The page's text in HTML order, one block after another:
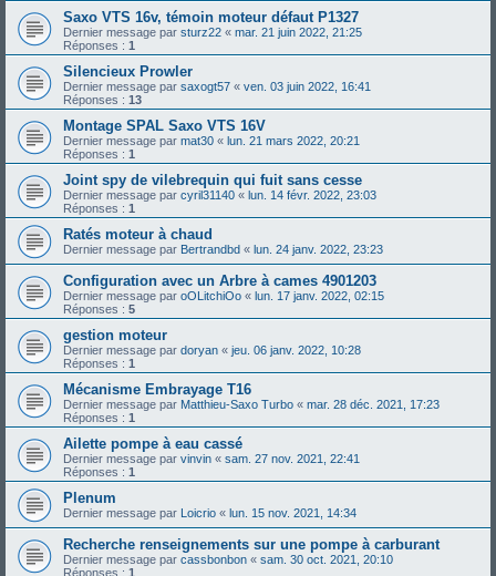
Saxo VTS 16v, témoin moteur défaut P1327
Dernier message par sturz22 « mar. 21 juin 2022, 21:25
Réponses : 1
Silencieux Prowler
Dernier message par saxogt57 « ven. 03 juin 2022, 16:41
Réponses : 13
Montage SPAL Saxo VTS 16V
Dernier message par mat30 « lun. 21 mars 2022, 20:21
Réponses : 1
Joint spy de vilebrequin qui fuit sans cesse
Dernier message par cyril31140 « lun. 14 févr. 2022, 23:03
Réponses : 1
Ratés moteur à chaud
Dernier message par Bertrandbd « lun. 24 janv. 2022, 23:23
Configuration avec un Arbre à cames 4901203
Dernier message par oOLitchiOo « lun. 17 janv. 2022, 02:15
Réponses : 5
gestion moteur
Dernier message par doryan « jeu. 06 janv. 2022, 10:28
Réponses : 1
Mécanisme Embrayage T16
Dernier message par Matthieu-Saxo Turbo « mar. 28 déc. 2021, 17:23
Réponses : 1
Ailette pompe à eau cassé
Dernier message par vinvin « sam. 27 nov. 2021, 22:41
Réponses : 1
Plenum
Dernier message par Loicrio « lun. 15 nov. 2021, 14:34
Recherche renseignements sur une pompe à carburant
Dernier message par cassbonbon « sam. 30 oct. 2021, 20:10
Réponses : 1